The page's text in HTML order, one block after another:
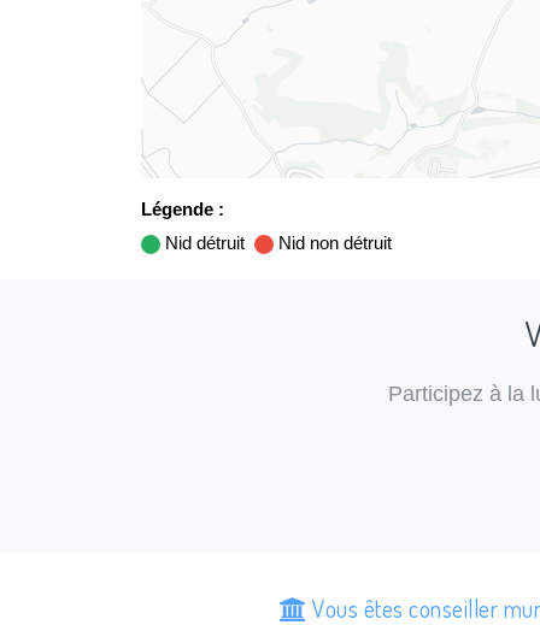
Légende :
Nid détruit
Nid non détruit
Participez à la
Vous êtes conseiller